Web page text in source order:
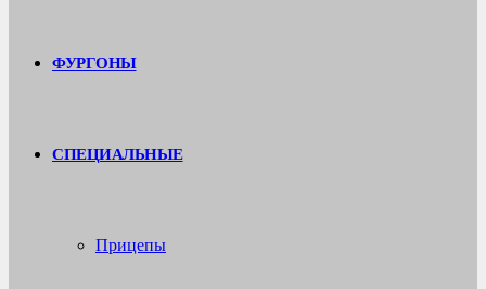
ФУРГОНЫ
СПЕЦИАЛЬНЫЕ
Прицепы